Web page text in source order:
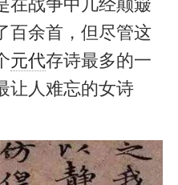
在战争中几经颠簸
百余首，但尽管这
元代存诗最多的一
让人难忘的女诗